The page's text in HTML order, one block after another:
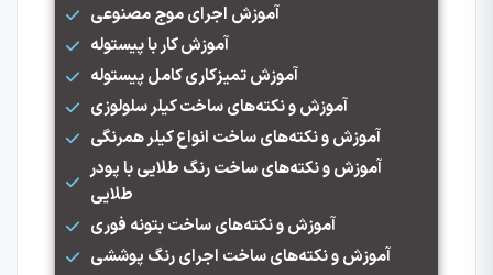
آموزش اجرای موج مصنوعی
آموزش کار با پیستوله
آموزش تمیزکاری کامل پیستوله
آموزش و نکته‌های ساخت کیلر سلولوزی
آموزش و نکته‌های ساخت انواع کیلر همرنگی
آموزش و نکته‌های ساخت رنگ طلایی با پودر
طلایی
آموزش و نکته‌های ساخت بتونه فوری
آموزش و نکته‌های ساخت اجرای رنگ پوششی